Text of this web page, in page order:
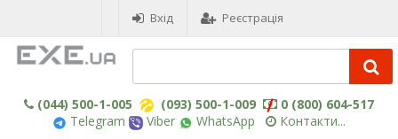
Вхід Реєстрація
(044) 500-1-005 (093) 500-1-009
0 (800) 604-517
Telegram
Viber WhatsApp Контакти...